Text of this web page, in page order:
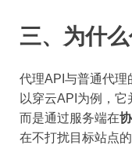
三、为什
代理API与普通代理
以穿云API为例，它
而是通过服务端在
在不打扰目标站点